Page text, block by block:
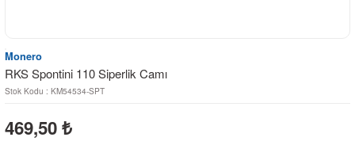
Monero
RKS Spontini 110 Siperlik Camı
Stok Kodu : KM54534-SPT
469,50 ₺